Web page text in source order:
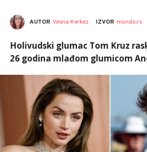
AUTOR Vesna Kerkez IZVOR mondo.rs
Holivudski glumac Tom Kruz
26 godina mlađom glumicom